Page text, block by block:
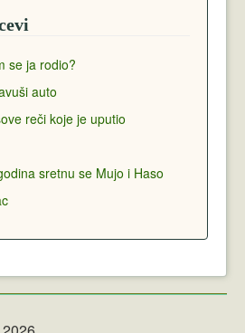
se ja rodio?
auto
reči koje je uputio
sretnu se Mujo i Haso